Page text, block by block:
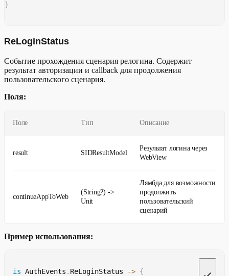
}
ReLoginStatus
Событие прохождения сценария релогина. Содержит
результат авторизации и callback для продолжения
пользовательского сценария.
Поля:
Поле Тип Описание
result SIDResultModel
Результат логина через
WebView
continueAppToWeb
(String?) ->
Unit
Лямбда для возможности
продолжить
пользовательский
сценарий
Пример использования:
is AuthEvents . ReLoginStatus -> {